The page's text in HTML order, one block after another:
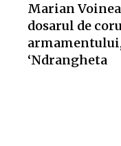
Marian
dosarul de
‘Ndrangheta